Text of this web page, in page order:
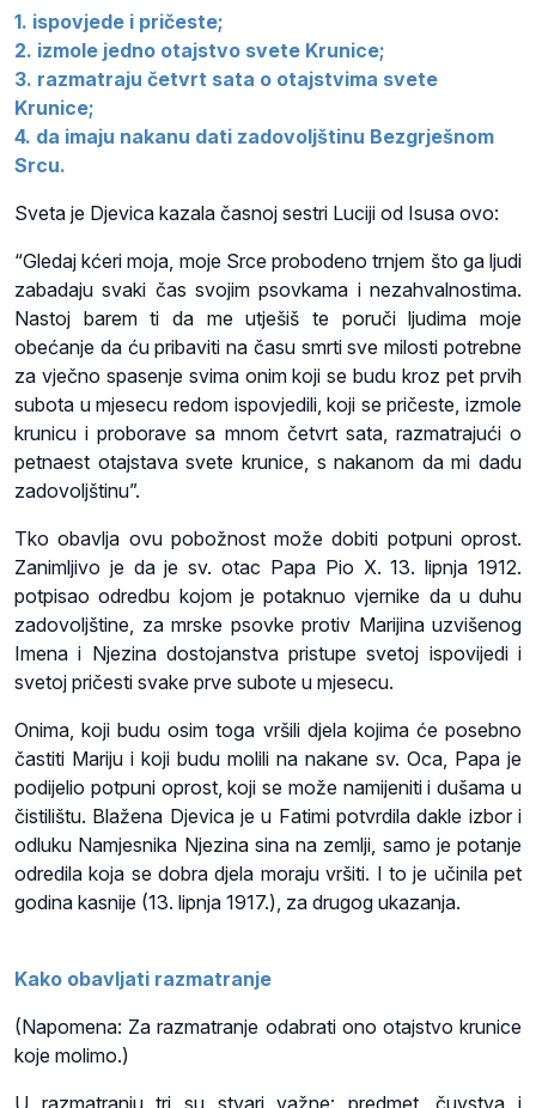
1. ispovjede i pričeste;
2. izmole jedno otajstvo svete Krunice;
3. razmatraju četvrt sata o otajstvima svete
Krunice;
4. da imaju nakanu dati zadovoljštinu Bezgrješnom
Srcu.
Sveta je Djevica kazala časnoj sestri Luciji od Isusa ovo:
“Gledaj kćeri moja, moje Srce probodeno trnjem što ga ljudi
zabadaju svaki čas svojim psovkama i nezahvalnostima.
Nastoj barem ti da me utješiš te poruči ljudima moje
obećanje da ću pribaviti na času smrti sve milosti potrebne
za vječno spasenje svima onim koji se budu kroz pet prvih
subota u mjesecu redom ispovjedili, koji se pričeste, izmole
krunicu i proborave sa mnom četvrt sata, razmatrajući o
petnaest otajstava svete krunice, s nakanom da mi dadu
zadovoljštinu”.
Tko obavlja ovu pobožnost može dobiti potpuni oprost.
Zanimljivo je da je sv. otac Papa Pio X. 13. lipnja 1912.
potpisao odredbu kojom je potaknuo vjernike da u duhu
zadovoljštine, za mrske psovke protiv Marijina uzvišenog
Imena i Njezina dostojanstva pristupe svetoj ispovijedi i
svetoj pričesti svake prve subote u mjesecu.
Onima, koji budu osim toga vršili djela kojima će posebno
častiti Mariju i koji budu molili na nakane sv. Oca, Papa je
podijelio potpuni oprost, koji se može namijeniti i dušama u
čistilištu. Blažena Djevica je u Fatimi potvrdila dakle izbor i
odluku Namjesnika Njezina sina na zemlji, samo je potanje
odredila koja se dobra djela moraju vršiti. I to je učinila pet
godina kasnije (13. lipnja 1917.), za drugog ukazanja.
Kako obavljati razmatranje
(Napomena: Za razmatranje odabrati ono otajstvo krunice
koje molimo.)